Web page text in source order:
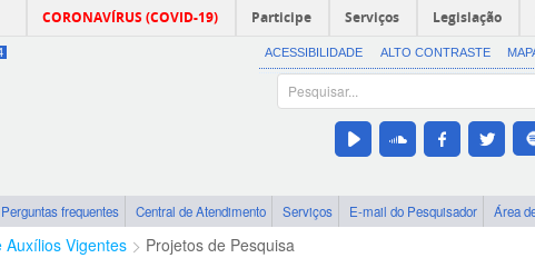
CORONAVÍRUS (COVID-19) Participe Serviços Legislação
ACESSIBILIDADE ALTO CONTRASTE
Perguntas frequentes Central de Atendimento Serviços E-mail do Pesquisador Área
Auxílios Vigentes Projetos de Pesquisa